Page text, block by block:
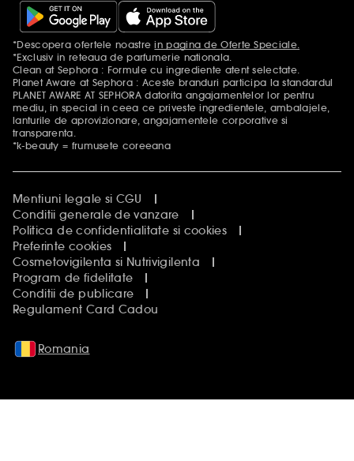
Mentiuni aditionale
*Descopera ofertele noastrein pagina de Oferte Speciale.
*Exclusiv in reteaua de parfumerie nationala.
Clean at Sephora : Formule cu ingrediente atent selectate.
Planet Aware at Sephora : Aceste branduri participa la standardul
PLANET AWARE AT SEPHORA datorita angajamentelor lor pentru
mediu, in special in ceea ce priveste ingredientele, ambalajele,
lanturile de aprovizionare, angajamentele corporative si
transparenta.
*k-beauty = frumusete coreeana
Mentiuni legale si CGU
Conditii generale de vanzare
Politica de confidentialitate si cookies
Preferinte cookies
Cosmetovigilenta si Nutrivigilenta
Program de fidelitate
Conditii de publicare
Regulament Card Cadou
Romania